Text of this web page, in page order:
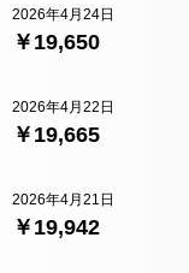
￥19,650
2026年4月24日
￥19,665
2026年4月22日
￥19,942
2026年4月21日